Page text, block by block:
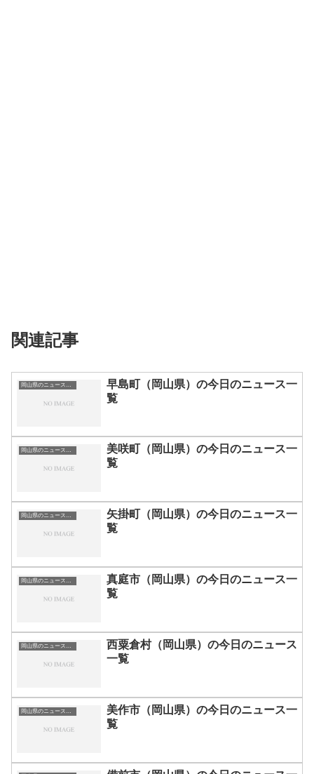
関連記事
岡山県のニュース一覧
早島町（岡山県）の今日のニュース一
覧
岡山県のニュース一覧
美咲町（岡山県）の今日のニュース一
覧
岡山県のニュース一覧
矢掛町（岡山県）の今日のニュース一
覧
岡山県のニュース一覧
真庭市（岡山県）の今日のニュース一
覧
岡山県のニュース一覧
西粟倉村（岡山県）の今日のニュース
一覧
岡山県のニュース一覧
美作市（岡山県）の今日のニュース一
覧